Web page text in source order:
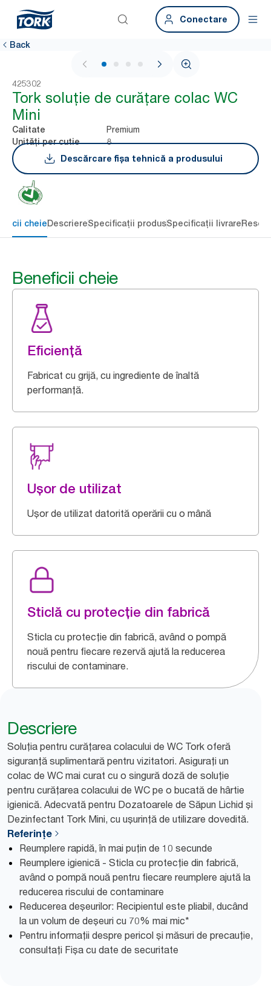
Conectare
Back
1 / 4
425302
Tork soluţie de curăţare colac WC
Mini
Calitate Premium
Unități per cutie
8
Descărcare fișa tehnică a produsului
cheieDescriereSpecificații produsSpecificații livrare
Beneficii cheie
Eficiență
Fabricat cu grijă, cu ingrediente de înaltă
performanță.
Ușor de utilizat
Ușor de utilizat datorită operării cu o mână
Sticlă cu protecție din fabrică
Sticla cu protecție din fabrică, având o pompă
nouă pentru fiecare rezervă ajută la reducerea
riscului de contaminare.
Descriere
Soluția pentru curățarea colacului de WC Tork oferă
siguranță suplimentară pentru vizitatori. Asigurați un
colac de WC mai curat cu o singură doză de soluție
pentru curățarea colacului de WC pe o bucată de hârtie
igienică. Adecvată pentru Dozatoarele de Săpun Lichid și
Dezinfectant Tork Mini, cu ușurință de utilizare dovedită.
Referințe
Reumplere rapidă, în mai puțin de 10 secunde
Reumplere igienică - Sticla cu protecție din fabrică,
având o pompă nouă pentru fiecare reumplere ajută la
reducerea riscului de contaminare
Reducerea deșeurilor: Recipientul este pliabil, ducând
la un volum de deșeuri cu 70% mai mic*
Pentru informații despre pericol și măsuri de precauție,
consultați Fișa cu date de securitate